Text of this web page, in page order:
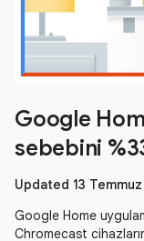
Google
sebebini
Updated 13
Google Home
Chromecast